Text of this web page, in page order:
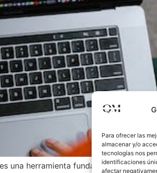
Para ofrecer las
almacenar y/o
tecnologías nos
identificaciones
afectar
una herramienta fundamental para